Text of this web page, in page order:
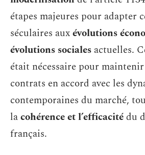
étapes majeures pour adapter
séculaires auxévolutions
évolutions sociales actuelles.
était nécessaire pour
contrats en accord avec les
contemporaines du marché,
lacohérence et l’efficacitédu
français.